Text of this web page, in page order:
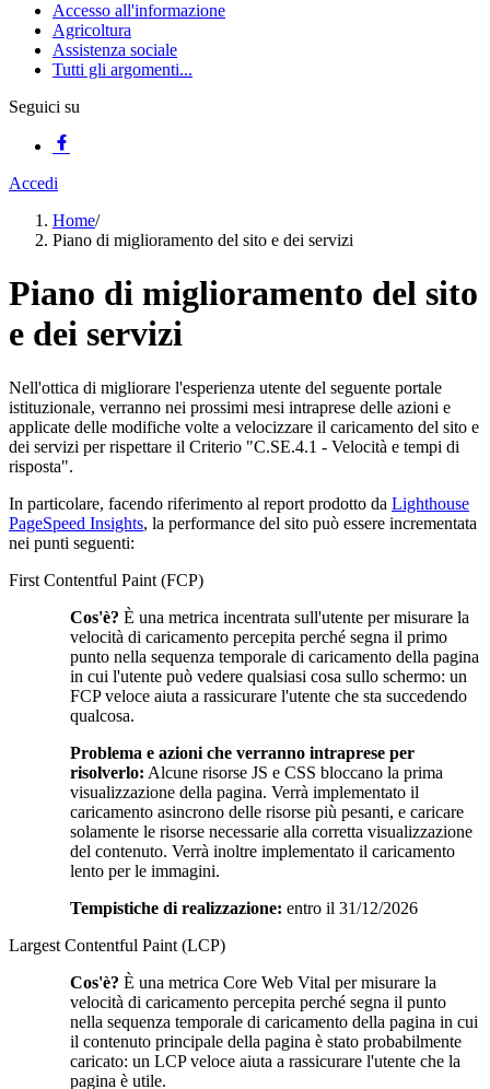
Accesso all'informazione
Agricoltura
Assistenza sociale
Tutti gli argomenti...
Seguici su
Accedi
Home/
Piano di miglioramento del sito e dei servizi
Piano di miglioramento del sito
e dei servizi
Nell'ottica di migliorare l'esperienza utente del seguente portale
istituzionale, verranno nei prossimi mesi intraprese delle azioni e
applicate delle modifiche volte a velocizzare il caricamento del sito e
dei servizi per rispettare il Criterio "C.SE.4.1 - Velocità e tempi di
risposta".
In particolare, facendo riferimento al report prodotto da Lighthouse
PageSpeed Insights, la performance del sito può essere incrementata
nei punti seguenti:
First Contentful Paint (FCP)
Cos'è? È una metrica incentrata sull'utente per misurare la
velocità di caricamento percepita perché segna il primo
punto nella sequenza temporale di caricamento della pagina
in cui l'utente può vedere qualsiasi cosa sullo schermo: un
FCP veloce aiuta a rassicurare l'utente che sta succedendo
qualcosa.
Problema e azioni che verranno intraprese per
risolverlo: Alcune risorse JS e CSS bloccano la prima
visualizzazione della pagina. Verrà implementato il
caricamento asincrono delle risorse più pesanti, e caricare
solamente le risorse necessarie alla corretta visualizzazione
del contenuto. Verrà inoltre implementato il caricamento
lento per le immagini.
Tempistiche di realizzazione: entro il 31/12/2026
Largest Contentful Paint (LCP)
Cos'è? È una metrica Core Web Vital per misurare la
velocità di caricamento percepita perché segna il punto
nella sequenza temporale di caricamento della pagina in cui
il contenuto principale della pagina è stato probabilmente
caricato: un LCP veloce aiuta a rassicurare l'utente che la
pagina è utile.